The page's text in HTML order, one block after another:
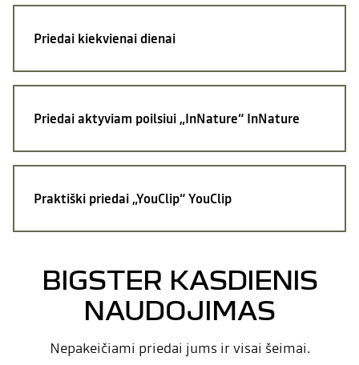
Priedai kiekvienai dienai
Priedai aktyviam poilsiui „InNature“ InNature
Praktiški priedai „YouClip“YouClip
BIGSTER KASDIENIS
NAUDOJIMAS
Nepakeičiami priedai jums ir visai šeimai.